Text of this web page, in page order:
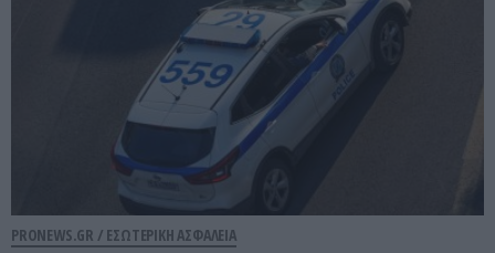
PRONEWS.GR / ΕΣΩΤΕΡΙΚΗ ΑΣΦΑΛΕΙΑ